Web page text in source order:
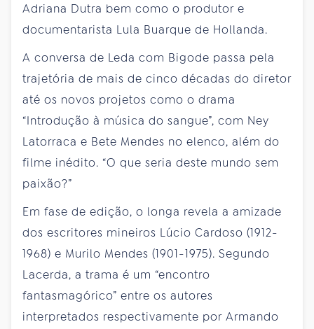
Adriana Dutra bem como o produtor e
documentarista Lula Buarque de Hollanda.
A conversa de Leda com Bigode passa pela
trajetória de mais de cinco décadas do diretor
até os novos projetos como o drama
“Introdução à música do sangue”, com Ney
Latorraca e Bete Mendes no elenco, além do
filme inédito. “O que seria deste mundo sem
paixão?”
Em fase de edição, o longa revela a amizade
dos escritores mineiros Lúcio Cardoso (1912-
1968) e Murilo Mendes (1901-1975). Segundo
Lacerda, a trama é um “encontro
fantasmagórico” entre os autores
interpretados respectivamente por Armando